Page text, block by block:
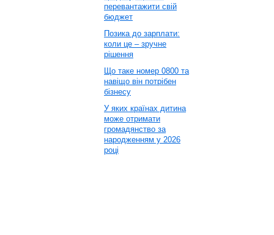
перевантажити свій
бюджет
Позика до зарплати:
коли це – зручне
рішення
Що таке номер 0800 та
навіщо він потрібен
бізнесу
У яких країнах дитина
може отримати
громадянство за
народженням у 2026
році